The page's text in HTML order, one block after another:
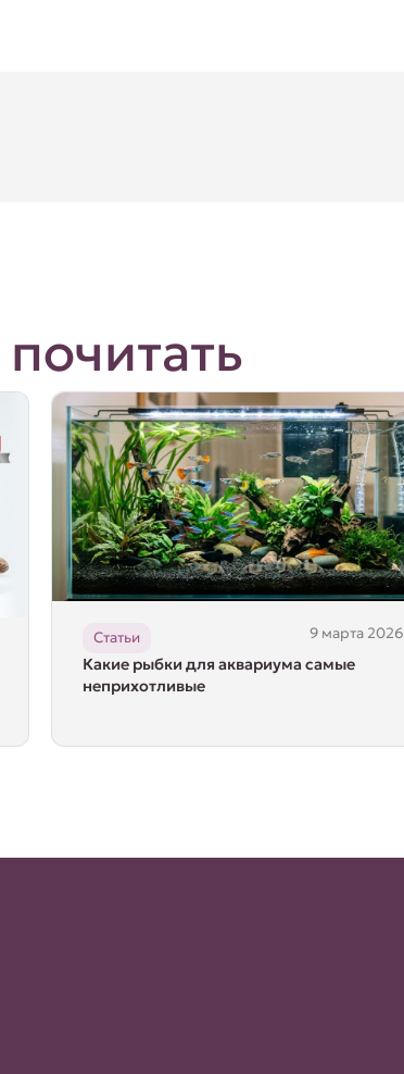
Статьи 9 марта 2026
Какие рыбки для аквариума самые
неприхотливые